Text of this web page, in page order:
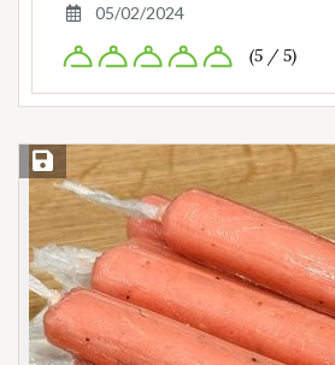
05/02/2024
(5 / 5)
Save Recipe